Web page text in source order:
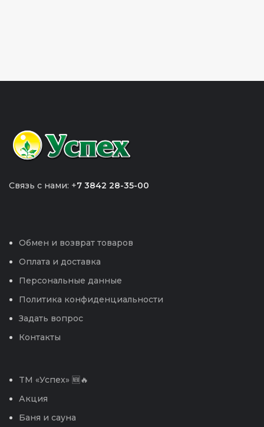
Связь с нами: +7 3842 28-35-00
Обмен и возврат товаров
Оплата и доставка
Персональные данные
Политика конфиденциальности
Задать вопрос
Контакты
TM «Успех» 🆕🔥
Акция
Баня и сауна